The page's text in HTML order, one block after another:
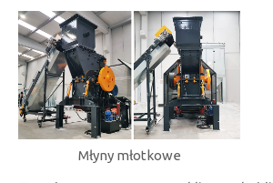
Młyny młotkowe